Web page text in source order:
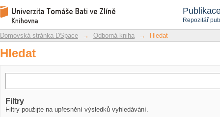
Repozitář
Hledat
Repozitář DSpace/Manakin
Domovská stránka DSpace → Odborná kniha → Hledat
Hledat
Filtry
Filtry použijte na upřesnění výsledků vyhledávání.